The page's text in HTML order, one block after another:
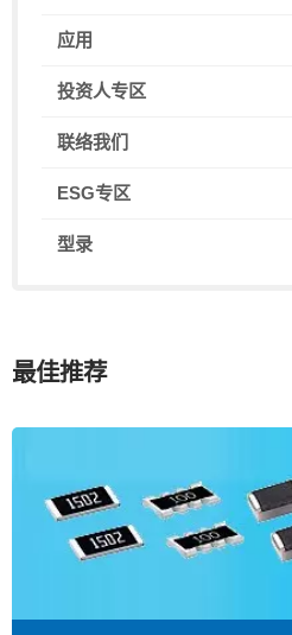
应用
投资人专区
联络我们
ESG专区
型录
最佳推荐